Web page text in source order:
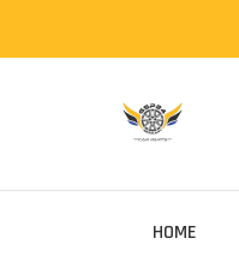
HOME